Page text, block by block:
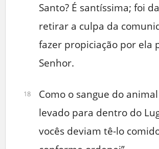
Santo? É santíssima; foi
retirar a culpa da
fazer propiciação por ela
Senhor.
18
Como o sangue do
levado para dentro do
vocês deviam tê-lo